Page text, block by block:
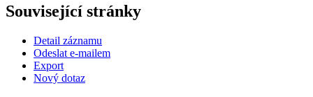
Související stránky
Detail záznamu
Odeslat e-mailem
Export
Nový dotaz